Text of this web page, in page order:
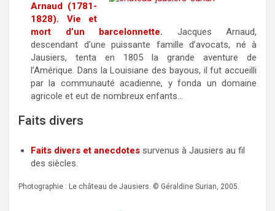
Arnaud (1781-
1828). Vie et
mort d’un barcelonnette. Jacques Arnaud,
descendant d’une puissante famille d’avocats, né à
Jausiers, tenta en 1805 la grande aventure de
l’Amérique. Dans la Louisiane des bayous, il fut accueilli
par la communauté acadienne, y fonda un domaine
agricole et eut de nombreux enfants…
Faits divers
Faits divers et anecdotes survenus à Jausiers au fil
des siècles.
Photographie : Le château de Jausiers. © Géraldine Surian, 2005.